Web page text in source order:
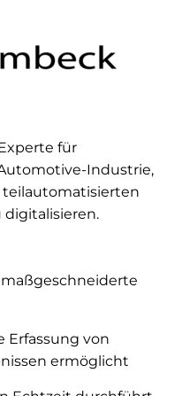
für
Industrie,
teilautomatisierten
digitalisieren.
Erfassung von
ermöglicht